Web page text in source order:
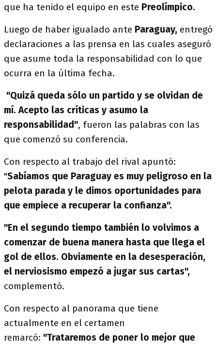
que ha tenido el equipo en este Preolímpico.
Luego de haber igualado ante Paraguay, entregó
declaraciones a las prensa en las cuales aseguró
que asume toda la responsabilidad con lo que
ocurra en la última fecha.
"Quizá queda sólo un partido y se olvidan de
mí. Acepto las críticas y asumo la
responsabilidad", fueron las palabras con las
que comenzó su conferencia.
Con respecto al trabajo del rival apuntó:
"Sabíamos que Paraguay es muy peligroso en la
pelota parada y le dimos oportunidades para
que empiece a recuperar la confianza".
"En el segundo tiempo también lo volvimos a
comenzar de buena manera hasta que llega el
gol de ellos. Obviamente en la desesperación,
el nerviosismo empezó a jugar sus cartas",
complementó.
Con respecto al panorama que tiene
actualmente en el certamen
remarcó: "Trataremos de poner lo mejor que